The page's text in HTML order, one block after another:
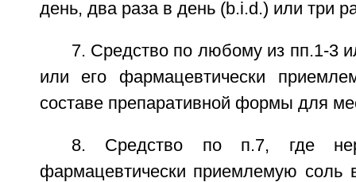
день, два раза в день (b.i.d.) или три
7. Средство по любому из пп.1-3
или его фармацевтически
составе препаративной формы для
8. Средство по п.7, где
фармацевтически приемлемую соль